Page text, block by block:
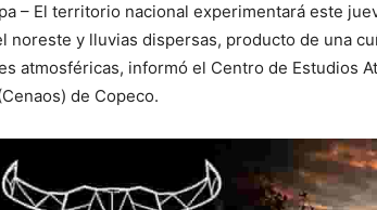
– El territorio nacional experimentará este
noreste y lluvias dispersas, producto de una
atmosféricas, informó el Centro de Estudios
de Copeco.